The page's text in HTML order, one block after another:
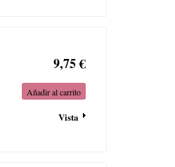
9,75 €
Añadir al carrito
Vista